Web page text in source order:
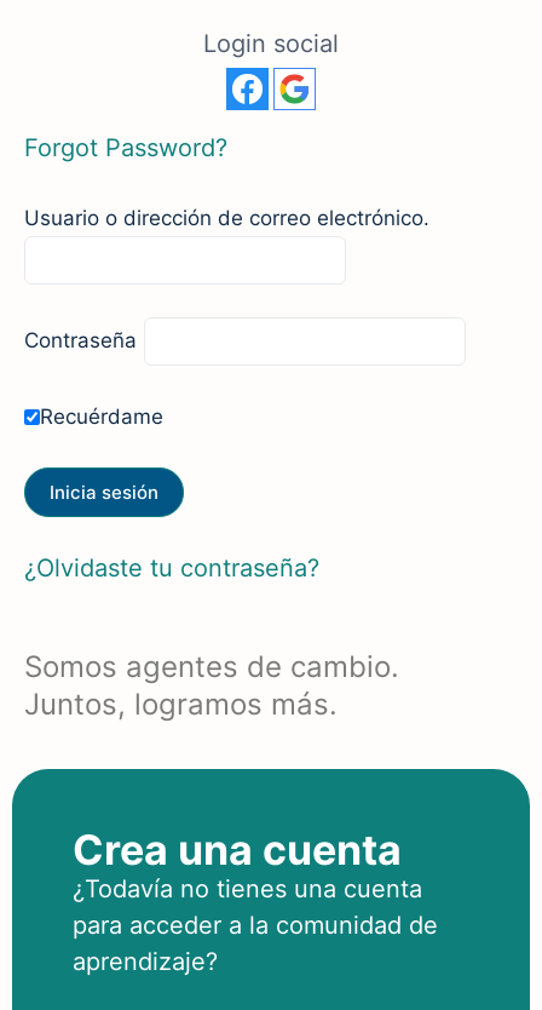
Login social
Forgot Password?
Usuario o dirección de correo electrónico.
Contraseña
Recuérdame
¿Olvidaste tu contraseña?
Somos agentes de cambio.
Juntos, logramos más.
Crea una cuenta
¿Todavía no tienes una cuenta
para acceder a la comunidad de
aprendizaje?